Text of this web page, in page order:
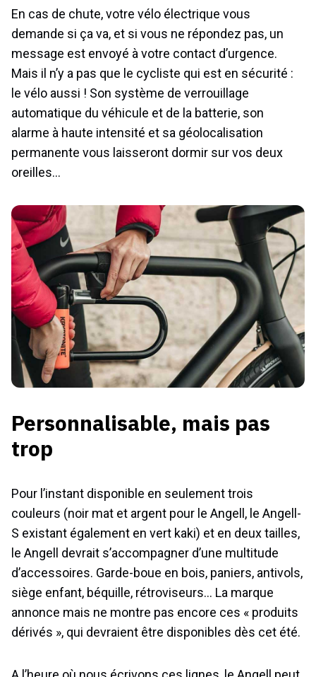
En cas de chute, votre vélo électrique vous
demande si ça va, et si vous ne répondez pas, un
message est envoyé à votre contact d’urgence.
Mais il n’y a pas que le cycliste qui est en sécurité :
le vélo aussi ! Son système de verrouillage
automatique du véhicule et de la batterie, son
alarme à haute intensité et sa géolocalisation
permanente vous laisseront dormir sur vos deux
oreilles…
Personnalisable, mais pas
trop
Pour l’instant disponible en seulement trois
couleurs (noir mat et argent pour le Angell, le Angell-
S existant également en vert kaki) et en deux tailles,
le Angell devrait s’accompagner d’une multitude
d’accessoires. Garde-boue en bois, paniers, antivols,
siège enfant, béquille, rétroviseurs… La marque
annonce mais ne montre pas encore ces « produits
dérivés », qui devraient être disponibles dès cet été.